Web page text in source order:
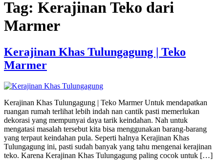
Tag: Kerajinan Teko dari
Marmer
Kerajinan Khas Tulungagung | Teko
Marmer
Kerajinan Khas Tulungagung | Teko Marmer Untuk mendapatkan
ruangan rumah terlihat lebih indah nan cantik pasti memerlukan
dekorasi yang mempunyai daya tarik keindahan. Nah untuk
mengatasi masalah tersebut kita bisa menggunakan barang-barang
yang terpaut keindahan pula. Seperti halnya Kerajinan Khas
Tulungagung ini, pasti sudah banyak yang tahu mengenai kerajinan
teko. Karena Kerajinan Khas Tulungagung paling cocok untuk […]